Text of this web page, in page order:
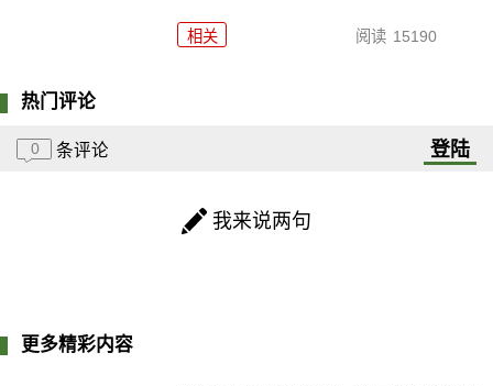
相关 阅读 15190
热门评论
0 条评论 登陆
我来说两句
更多精彩内容